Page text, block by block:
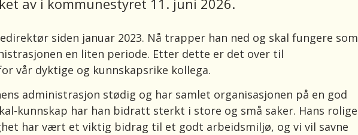
av i kommunestyret 11. juni 2026.
siden januar 2023. Nå trapper han ned og skal fungere som
en liten periode. Etter dette er det over til
vår dyktige og kunnskapsrike kollega.
administrasjon stødig og har samlet organisasjonen på en god
kunnskap har han bidratt sterkt i store og små saker. Hans rolige
har vært et viktig bidrag til et godt arbeidsmiljø, og vi vil savne